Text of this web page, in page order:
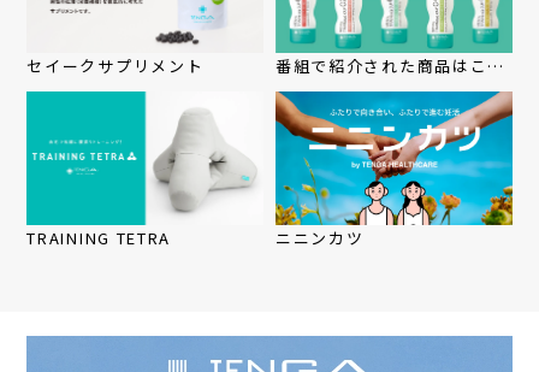
セイークサプリメント
番組で紹介された商品はこち
ら
TRAINING TETRA ニニンカツ